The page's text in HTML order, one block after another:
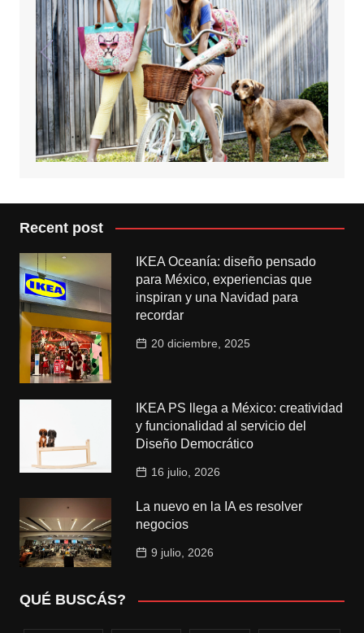
Recent post
IKEA Oceanía: diseño pensado
para México, experiencias que
inspiran y una Navidad para
recordar
20 diciembre, 2025
IKEA PS llega a México: creatividad
y funcionalidad al servicio del
Diseño Democrático
16 julio, 2026
La nuevo en la IA es resolver
negocios
9 julio, 2026
QUÉ BUSCÁS?